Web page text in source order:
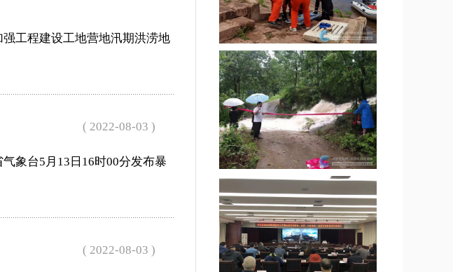
工程建设工地营地汛期洪涝地
( 2022-08-03 )
象台5月13日16时00分发布暴
( 2022-08-03 )